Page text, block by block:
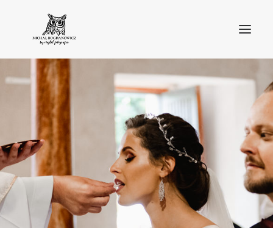
O MNIE
BLOG
PORTFOLIO
STREFA KLIENTA
OFERTA
KONTAKT